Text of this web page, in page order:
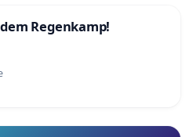
Regenkamp!